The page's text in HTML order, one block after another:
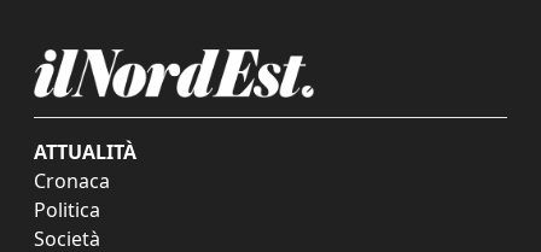
ATTUALITÀ
Cronaca
Politica
Società